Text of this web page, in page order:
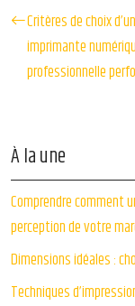
Critères de choix
imprimante
professionnelle
À la une
Comprendre comment
perception de votre
Dimensions idéales :
Techniques